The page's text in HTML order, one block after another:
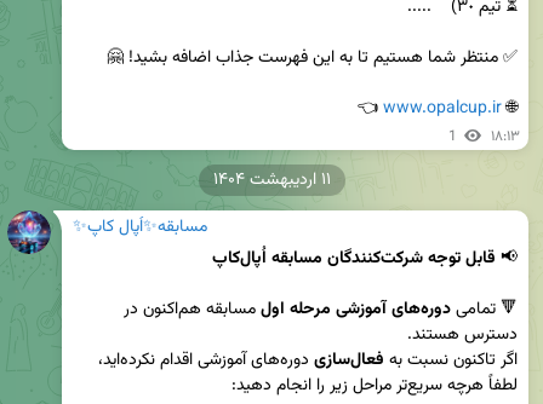
🌐
www.opalcup.ir
👈
1 ۱۸:۱۳
مسابقه✨اُپال کاپ✨
📢 قابل توجه شرکت‌کنندگان مسابقه اُپال‌کاپ
🔻 تمامی دوره‌های آموزشی مرحله اول
اگر تاکنون نسبت به فعال‌سازی
۱۱ اردیبهشت ۱۴۰۴